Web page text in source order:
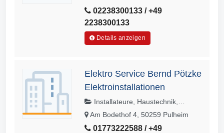
02238300133 / +49
2238300133
Details anzeigen
Elektro Service Bernd Pötzke
Elektroinstallationen
Installateure, Haustechnik,
Bauinstallationen, Elektrohandwerk,
Am Bodethof 4, 50259 Pulheim
01773222588 / +49